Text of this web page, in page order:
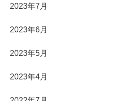
2023年7月
2023年6月
2023年5月
2023年4月